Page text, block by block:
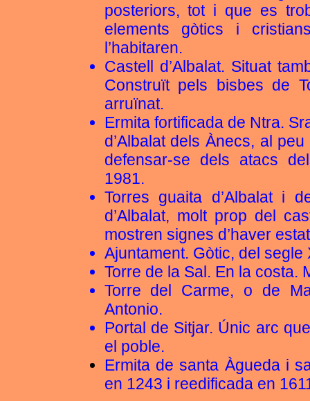
posteriors, tot i que es
elements gòtics i
l’habitaren.
Castell d’Albalat. Situat
Construït pels bisbes de
arruïnat.
Ermita fortificada de Ntra.
d’Albalat dels Ànecs, al
defensar-se dels atacs
1981.
Torres guaita d’Albalat i
d’Albalat, molt prop del
mostren signes d’haver
Ajuntament. Gòtic, del segle
Torre de la Sal. En la costa.
Torre del Carme, o de
Antonio.
Portal de Sitjar. Únic arc
el poble.
Ermita de santa Àgueda i
en 1243 i reedificada en